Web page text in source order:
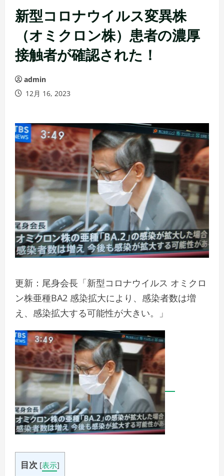
新型コロナウイルス変異株
（オミクロン株）患者の濃厚
接触者が確認された！
admin
12月 16, 2023
更新：尾身会長「新型コロナウイルス オミクロ
ン株亜種BA2 感染拡大により、感染者数は増
え、感染拡大する可能性が大きい。」
目次 [表示]